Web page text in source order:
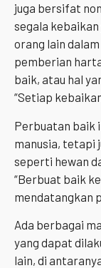
juga bersifat
segala
orang lain
pemberian
baik, atau hal
“Setiap
Perbuatan baik
manusia, tetapi
seperti hewan
“Berbuat baik
mendatangkan
Ada berbagai
yang dapat
lain, di